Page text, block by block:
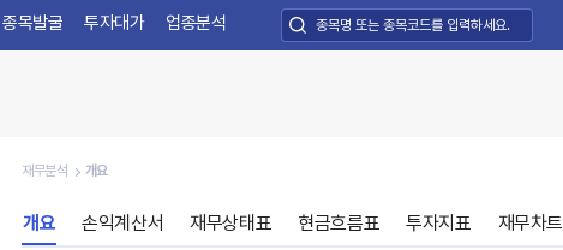
종목발굴 투자대가 업종분석
재무분석 개요
개요 손익계산서 재무상태표 현금흐름표 투자지표 재무차트